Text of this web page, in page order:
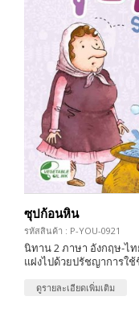
ซุปก้อนหิน
รหัสสินค้า : P-YOU-0921
นิทาน 2 ภาษา อังกฤษ-ไ
แฝงไปด้วยปรัชญาการใ
ดูรายละเอียดเพิ่มเติม